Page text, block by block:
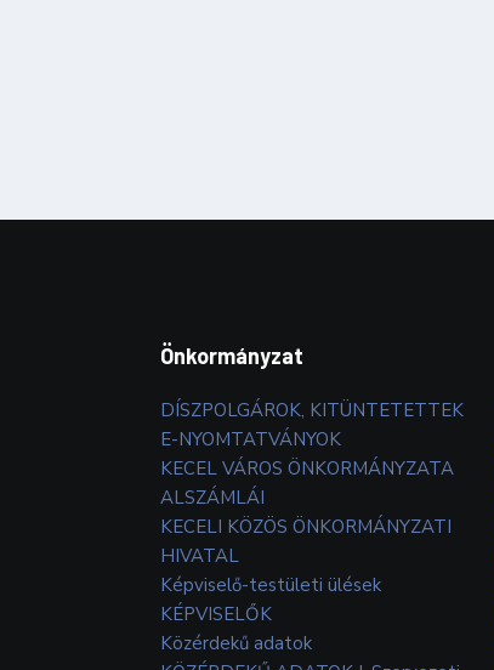
Önkormányzat
DÍSZPOLGÁROK, KITÜNTETETTEK
E-NYOMTATVÁNYOK
KECEL VÁROS ÖNKORMÁNYZATA
ALSZÁMLÁI
KECELI KÖZÖS ÖNKORMÁNYZATI
HIVATAL
Képviselő-testületi ülések
KÉPVISELŐK
Közérdekű adatok